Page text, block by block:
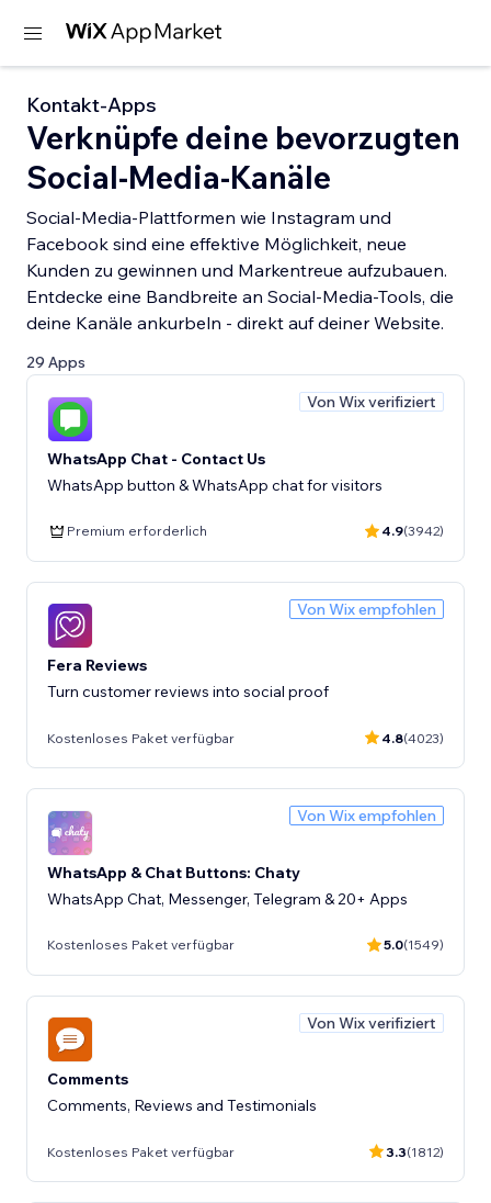
Kontakt-Apps
Verknüpfe deine bevorzugten
Social-Media-Kanäle
Social-Media-Plattformen wie Instagram und
Facebook sind eine effektive Möglichkeit, neue
Kunden zu gewinnen und Markentreue aufzubauen.
Entdecke eine Bandbreite an Social-Media-Tools, die
deine Kanäle ankurbeln - direkt auf deiner Website.
29 Apps
Von Wix verifiziert
WhatsApp Chat - Contact Us
WhatsApp button & WhatsApp chat for visitors
Premium erforderlich 4.9(3942)
Von Wix empfohlen
Fera Reviews
Turn customer reviews into social proof
Kostenloses Paket verfügbar 4.8(4023)
Von Wix empfohlen
WhatsApp & Chat Buttons: Chaty
WhatsApp Chat, Messenger, Telegram & 20+ Apps
Kostenloses Paket verfügbar 5.0(1549)
Von Wix verifiziert
Comments
Comments, Reviews and Testimonials
Kostenloses Paket verfügbar 3.3(1812)